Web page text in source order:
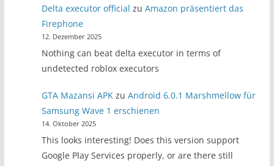
Delta executor official zuAmazon präsentiert das
Firephone
12. Dezember 2025
Nothing can beat delta executor in terms of
undetected roblox executors
GTA Mazansi APK zuAndroid 6.0.1 Marshmellow für
Samsung Wave 1 erschienen
14. Oktober 2025
This looks interesting! Does this version support
Google Play Services properly, or are there still